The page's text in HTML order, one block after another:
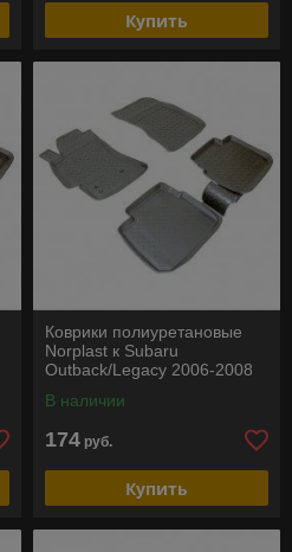
Купить
Коврики полиуретановые
Norplast к Subaru
Outback/Legacy 2006-2008
В наличии
174 руб.
Купить